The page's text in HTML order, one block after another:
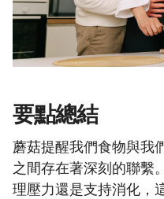
要點總結
蘑菇提醒我們食物與我
之間存在著深刻的聯繫
理壓力還是支持消化，